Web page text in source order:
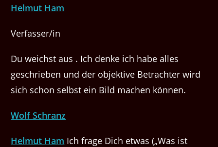
Helmut Ham
Verfasser/in
Du weichst aus . Ich denke ich habe alles
geschrieben und der objektive Betrachter wird
sich schon selbst ein Bild machen können.
Wolf Schranz
Helmut Ham Ich frage Dich etwas („Was ist